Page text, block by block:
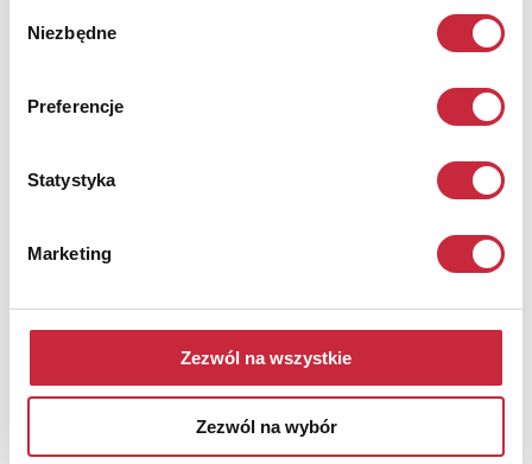
zgody
Niezbędne
Preferencje
Statystyka
Marketing
Zezwól na wszystkie
Zezwól na wybór
Francois DEQUEVAUVILLERS (1745-1809)
12
Napoleon visite les travaux du siege de Dantzick, diriges par
le marechal Le Febvre, le 9 mai 1807
Bernard Edouard SWEBACH (1800-1870) - według
akwaforta, papier; 29 x 46 cm (arkusz); u dołu tytuł;